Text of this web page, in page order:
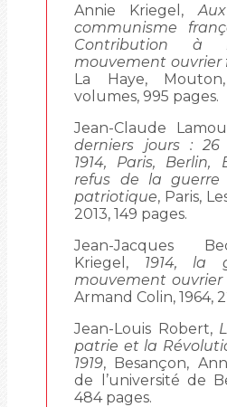
Annie Kriegel,
communisme
Contribution à
mouvement ouvrier
La Haye,
volumes, 995 pages.
Jean-Claude
derniers jours :
1914, Paris, Berlin,
refus de la guerre
patriotique, Paris,
2013, 149 pages.
Jean-Jacques
Kriegel, 1914, la
mouvement ouvrier
Armand Colin, 1964,
Jean-Louis Robert,
patrie et la
1919, Besançon,
de l’université de
484 pages.